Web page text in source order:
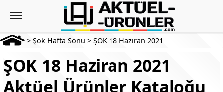
> Şok Hafta Sonu > ŞOK 18 Haziran 2021
ŞOK 18 Haziran 2021
Aktüel Ürünler Kataloğu